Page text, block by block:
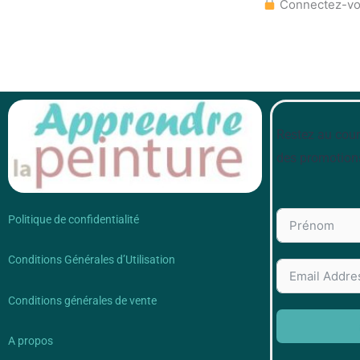
Connectez-
Politique de confidentialité
Conditions Générales d’Utilisation
Conditions générales de vente
A propos
Restez au
des